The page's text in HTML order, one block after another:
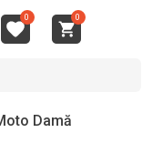
0 0
Damă